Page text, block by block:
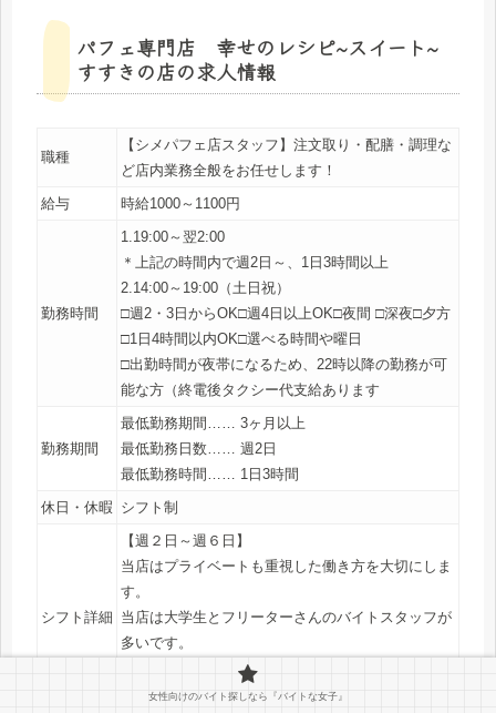
パフェ専門店 幸せのレシピ~スイート~
すすきの店の求人情報
職種
【シメパフェ店スタッフ】注文取り・配膳・調理な
ど店内業務全般をお任せします！
給与
時給1000～1100円
勤務時間
1.19:00～翌2:00
＊上記の時間内で週2日～、1日3時間以上
2.14:00～19:00（土日祝）
□週2・3日からOK□週4日以上OK□夜間 □深夜□夕方
□1日4時間以内OK□選べる時間や曜日
□出勤時間が夜帯になるため、22時以降の勤務が可
能な方（終電後タクシー代支給あります
勤務期間
最低勤務期間…… 3ヶ月以上
最低勤務日数…… 週2日
最低勤務時間…… 1日3時間
休日・休暇 シフト制
シフト詳細
【週２日～週６日】
当店はプライベートも重視した働き方を大切にしま
す。
当店は大学生とフリーターさんのバイトスタッフが
多いです。
週2日～の勤務OKの職場ですが、店内の居心地がい
いため出勤回数が増えるスタッフもいます！
女性向けのバイト探しなら『バイトな女子』